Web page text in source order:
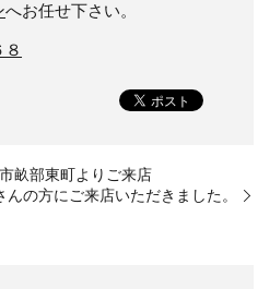
へお任せ下さい。
畝部東町よりご来店
の方にご来店いただきました。